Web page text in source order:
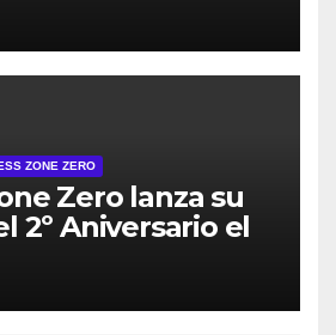
ZONE ZERO
Zero lanza su
2º Aniversario el
con regalos para
y nuevos